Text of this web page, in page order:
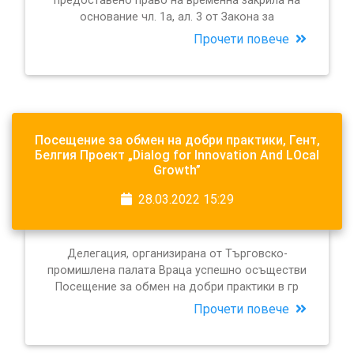
основание чл. 1а, ал. 3 от Закона за
Прочети повече
Посещение за обмен на добри практики, Гент,
Белгия Проект „Dialog for Innovation And LOcal
Growth”
28.03.2022 15:29
Делегация, организирана от Търговско-
промишлена палата Враца успешно осъществи
Посещение за обмен на добри практики в гр
Прочети повече